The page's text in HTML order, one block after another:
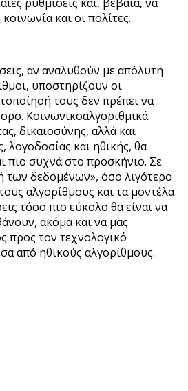
και οι πολίτες.
αν αναλυθούν με απόλυτη
υποστηρίζουν οι
τους δεν πρέπει να
Κοινωνικοαλγοριθμικά
δικαιοσύνης, αλλά και
λογοδοσίας και ηθικής, θα
πιο συχνά στο προσκήνιο. Σε
των δεδομένων», όσο λιγότερο
αλγορίθμους και τα μοντέλα
τόσο πιο εύκολο θα είναι να
ακόμα και να μας
προς τον τεχνολογικό
από ηθικούς αλγορίθμους.